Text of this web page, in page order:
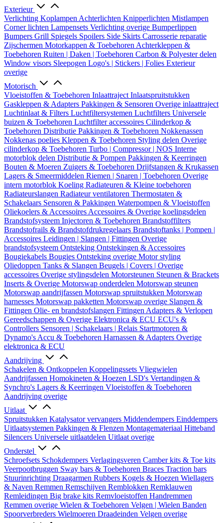
Exterieur
Verlichting Koplampen Achterlichten Knipperlichten Mistlampen
Corner lichten Lampensets Verlichting overige Bumperlippen
Bumpers Grill Spiegels Spoilers Side Skirts Carrosserie reparatie
Zijschermen Motorkappen & Toebehoren Achterkleppen &
Toebehoren Ruiten | Daken | Toebehoren Carbon & Polyester delen
Window visors Sleepogen Logo's | Stickers | Folies Exterieur
overige
Motorisch
Vloeistoffen & Toebehoren Inlaattraject Inlaatspruitstukken
Gaskleppen & Adapters Pakkingen & Sensoren Overige inlaattraject
Luchtinlaat & Filters Luchtfiltersystemen Luchtfilters Universele
buizen & Toebehoren Luchtfilter accessoires Cilinderkop &
Toebehoren Distributie Pakkingen & Toebehoren Nokkenassen
Nokkenas poelies Kleppen & Toebehoren Styling delen Overige
cilinderkop & Toebehoren Turbo | Compressor | NOS Interne
motorblok delen Distributie & Pompen Pakkingen & Keerringen
Bouten & Moeren Zuigers & Toebehoren Drijfstangen & Krukassen
Lagers & Smeermiddelen Riemen | Snaren | Toebehoren Overige
intern motorblok Koeling Radiateuren & Kleine toebehoren
Radiateurslangen Radiateur ventilatoren Thermostaten &
Schakelaars Sensoren & Pakkingen Waterpompen & Vloeistoffen
Oliekoelers & Accessoires Accessoires & Overige koelingsdelen
Brandstofsysteem Injectoren & Toebehoren Brandstoffilters
Brandstofrails & Brandstofdrukregelaars Brandstoftanks | Pompen |
Accessoires Leidingen | Slangen | Fittingen Overige
brandstofsysteem Ontsteking Ontstekingen & Accessoires
Bougiekabels Bougies Ontsteking overige Motor styling
Oliedoppen Tanks & Slangen Beugels | Covers | Overige
accessoires Overige stylingsdelen Motorsteunen Steunen & Brackets
Inserts & Overige Motorswap onderdelen Motorswap steunen
Motorswap aandrijfassen Motorswap spruitstukken Motorswap
harnesses Motorswap pakketten Motorswap overige Slangen &
Fittingen Olie- en brandstofslangen Fittingen Adapters & Verlopen
Gereedschappen & Overige Elektronica & ECU ECU's &
Controllers Sensoren | Schakelaars | Relais Startmotoren &
Dynamo's Accu & Toebehoren Harnassen & Adapters Overige
elektronica & ECU
Aandrijving
Schakelen & Ontkoppelen Koppelingssets Vliegwielen
Aandrijfassen Homokineten & Hoezen LSD's Vertandingen &
Synchro's Lagers & Keerringen Vloeistoffen & Toebehoren
Aandrijving overige
Uitlaat
Spruitstukken Katalysator vervangers Middendempers Einddempers
Uitlaatsystemen Pakkingen & Flenzen Montagemateriaal Hitteband
Silencers Universele uitlaatdelen Uitlaat overige
Onderstel
Schroefsets Schokdempers Verlagingsveren Camber kits & Toe kits
Veerpootbruggen Sway bars & Toebehoren Braces Traction bars
Stuurinrichting Draagarmen Rubbers Kogels & Hoezen Wiellagers
& Naven Remmen Remschijven Remblokken Remklauwen
Remleidingen Big brake kits Remvloeistoffen Handremmen
Remmen overige Wielen & Toebehoren Velgen | Wielen Banden
Spoorverbreders Wielmoeren Draadeinden Velgen overige